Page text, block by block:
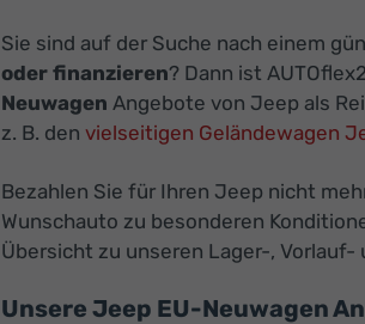
Sie sind auf der Suche nach einem
oder finanzieren? Dann ist
Neuwagen Angebote von Jeep als
z. B. den vielseitigen Geländewagen
Bezahlen Sie für Ihren Jeep nicht
Wunschauto zu besonderen
Übersicht zu unseren Lager-,
Unsere Jeep EU-Neuwagen